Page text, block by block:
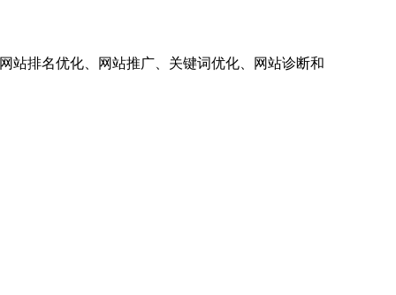
站排名优化、网站推广、关键词优化、网站诊断和